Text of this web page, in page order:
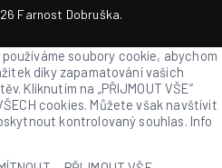
Farnost Dobruška.
soubory cookie, abychom
díky zapamatování vašich
Kliknutím na „PŘIJMOUT VŠE“
cookies. Můžete však navštívit
kontrolovaný souhlas. Info